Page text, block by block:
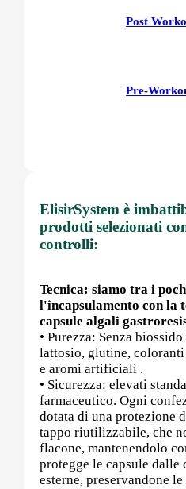
Post
Pre-
Proteine
Sali
Supporto
ElisirSystem è
prodotti selezionati
controlli:
Tecnica: siamo tra i
l'incapsulamento con la
capsule algali
• Purezza: Senza
lattosio, glutine,
e aromi artificiali .
• Sicurezza: elevati
farmaceutico. Ogni
dotata di una protezione
tappo riutilizzabile, che
flacone, mantenendolo
protegge le capsule dalle
esterne, preservandone